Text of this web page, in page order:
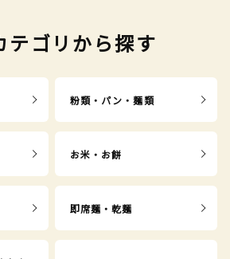
テゴリから探す
粉類・パン・麺類
お米・お餅
即席麺・乾麺